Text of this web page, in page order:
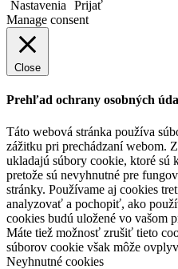
Nastavenia
Prijať
Manage consent
Close
Prehľad ochrany osobných
Táto webová stránka používa
zážitku pri prechádzaní webom.
ukladajú súbory cookie, ktoré sú
pretože sú nevyhnutné pre
stránky. Používame aj cookies
analyzovať a pochopiť, ako
cookies budú uložené vo vašom
Máte tiež možnosť zrušiť tieto
súborov cookie však môže
Neyhnutné cookies